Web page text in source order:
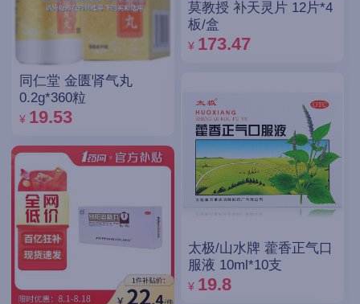
同仁堂 金匮肾气丸
0.2g*360粒
¥ 19.53
莫教授 补天灵片 12片*4
板/盒
¥ 173.47
太极/山水牌 藿香正气口
服液 10ml*10支
¥ 19.8